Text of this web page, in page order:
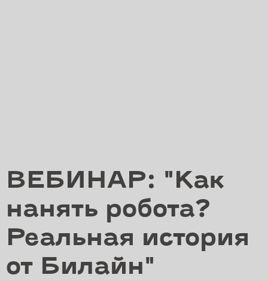
ВЕБИНАР: "Как
нанять робота?
Реальная история
от Билайн"